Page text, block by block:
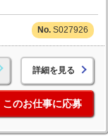
S027926
詳細を見る
このお仕事に応募